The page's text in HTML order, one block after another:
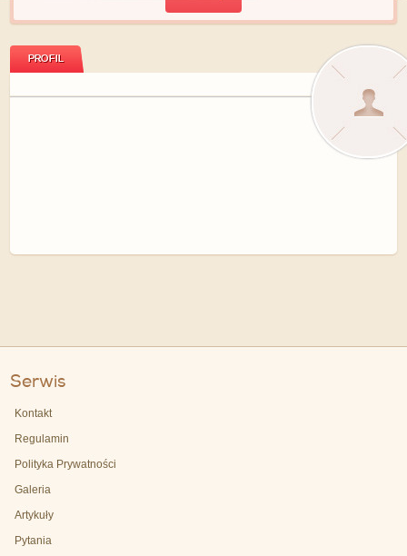
PROFIL
Serwis
Kontakt
Regulamin
Polityka Prywatności
Galeria
Artykuły
Pytania